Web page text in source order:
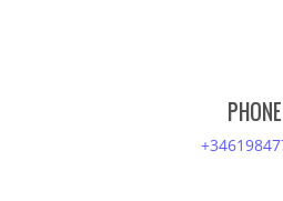
PHONE